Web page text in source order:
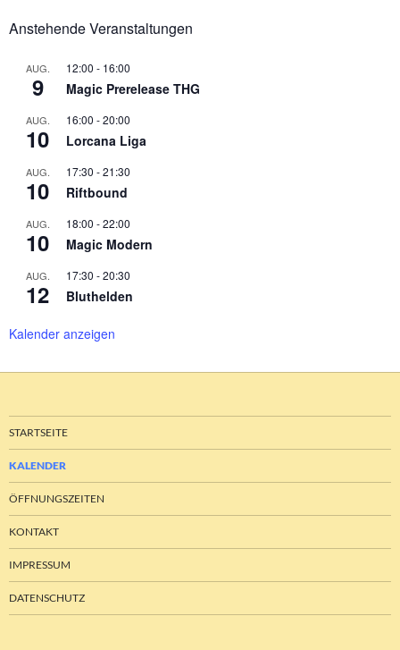
Anstehende Veranstaltungen
AUG.
9
12:00 - 16:00
Magic Prerelease THG
AUG.
10
16:00 -20:00
Lorcana Liga
AUG.
10
17:30 -21:30
Riftbound
AUG.
10
18:00 -22:00
Magic Modern
AUG.
12
17:30 -20:30
Bluthelden
Kalender anzeigen
STARTSEITE
KALENDER
ÖFFNUNGSZEITEN
KONTAKT
IMPRESSUM
DATENSCHUTZ